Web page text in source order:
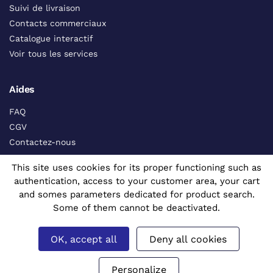
Suivi de livraison
Contacts commerciaux
Catalogue interactif
Voir tous les services
Aides
FAQ
CGV
Contactez-nous
Certificats de matière
Nos Certifications
This site uses cookies for its proper functioning such as
authentication, access to your customer area, your cart
and somes parameters dedicated for product search.
Some of them cannot be deactivated.
OK, accept all Deny all cookies
Personalize